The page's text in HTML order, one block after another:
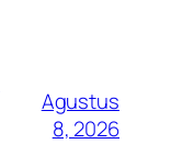
Agustus
8, 2026